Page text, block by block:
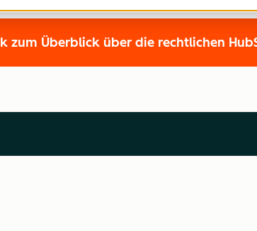
zum Überblick über die rechtlichen